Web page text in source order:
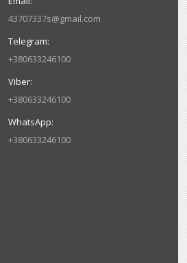
43707337s@gmail.com
+380633246100
+380633246100
+380633246100